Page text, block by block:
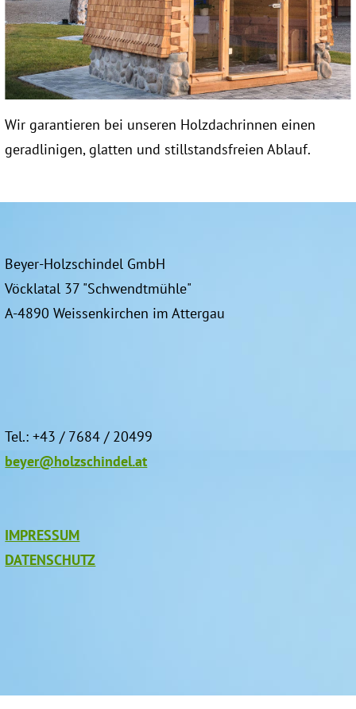
Wir garantieren bei unseren Holzdachrinnen einen
geradlinigen, glatten und stillstandsfreien Ablauf.
Beyer-Holzschindel GmbH
Vöcklatal 37 "Schwendtmühle"
A-4890 Weissenkirchen im Attergau
Tel.: +43 / 7684 / 20499
beyer@holzschindel.at
IMPRESSUM
DATENSCHUTZ